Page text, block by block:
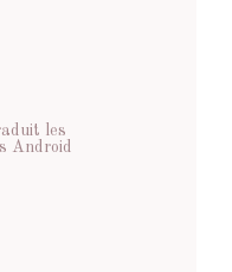
les
Android